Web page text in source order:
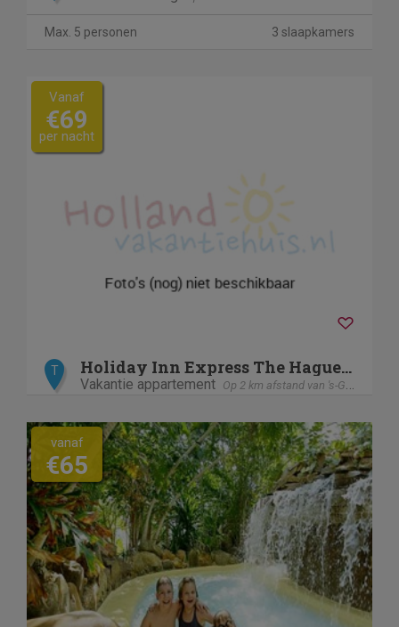
Max. 5 personen 3 slaapkamers
Vanaf
€69
per nacht
T Holiday Inn Express The Hague - Parliament, an IHG Hotel
Vakantie appartement Op 2 km afstand van 's-Gravenhage / Den Haag
vanaf
€65